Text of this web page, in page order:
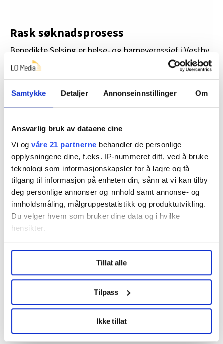
Samtykke Detaljer Annonseinnstillinger Om
Ansvarlig bruk av dataene dine
Vi og våre 21 partnerne behandler de personlige
opplysningene dine, f.eks. IP-nummeret ditt, ved å bruke
teknologi som informasjonskapsler for å lagre og få
tilgang til informasjon på enheten din, sånn at vi kan tilby
deg personlige annonser og innhold samt annonse- og
innholdsmåling, målgruppestatistikk og produktutvikling.
Du velger hvem som bruker dine data og i hvilke
hensikter.
Undermer infokan du lese om hvordan dine personlige
data behandles og hvordan du kan velge hvordan de skal
brukes. Du kan hele tiden endre eller trekke tilbake ditt
samtykke fra erklæringen om informasjonskapsler.
LO Medias publikasjoner frifagbevegelse.no, hk-nytt.no
og fontene.no bruker informasjonskapsler (cookies) for å
lære hvordan våre nettsider blir brukt slik at vi tilby
Tillat alle
Tilpass
Ikke tillat
Rask søknadsprosess
Benedikte Selsing er helse- og barnevernssjef i Vestby
kommune og en av Barne-, ungdoms- og
familiedirektoratets veiledere. Hun er opptatt av å
jobbe godt med rekruttering.
– Alt henger sammen med omdømme, sier hun.
Kommunen hennes fikk nylig 24 søkere til to stillinger i
barnevernstjenesten. Dagen etter at søknadsfristen
gikk ut, ringte hun de aktuelle kandidatene. I løpet av
en uke var intervjuene gjort, og før det var gått to
uker var referanser hentet inn og jobbtilbud sendt ut.
Benedikte Selsing er helse- og barnevernssjef i Vestby
kommune og veileder for Bufdir. Foto: Nadia Frantsen